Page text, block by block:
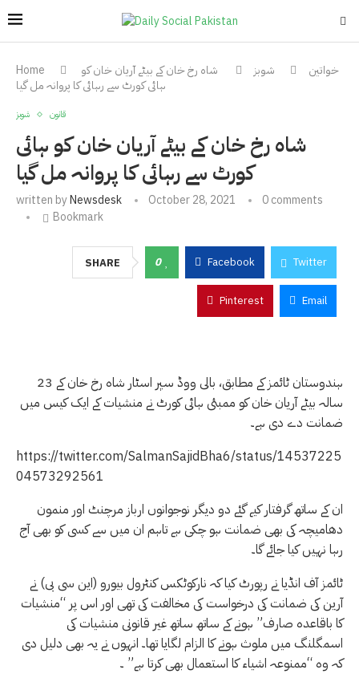
Home خواتین شوبز
شاہ رخ خان کے بیٹے آریان خان کو
ہائی کورٹ سے رہائی کا پروانہ مل گیا
شوبز قانون
شاہ رخ خان کے بیٹے آریان خان کو ہائی
کورٹ سے رہائی کا پروانہ مل گیا
written byNewsdesk October 28, 2021
0 comments
Bookmark
SHARE 0 Facebook Twitter
Pinterest Email
ہندوستان ٹائمز کے مطابق، بالی ووڈ سپر اسٹار شاہ رخ خان کے 23
سالہ بیٹے آریان خان کو ممبئی ہائی کورٹ نے منشیات کے ایک کیس میں
ضمانت دے دی ہے۔
https://twitter.com/SalmanSajidBha6/status/14537225
04573292561
ان کے ساتھ گرفتار کیے گئے دو دیگر نوجوانوں ارباز مرچنٹ اور منمون
دھامیچہ کی بھی ضمانت ہو چکی ہے تاہم ان میں سے کسی کو بھی آج
رہا نہیں کیا جائے گا۔
ٹائمز آف انڈیا نے رپورٹ کیا کہ نارکوٹکس کنٹرول بیورو (این سی بی) نے
آرین کی ضمانت کی درخواست کی مخالفت کی تھی اور اس پر “منشیات
کا باقاعدہ صارف” ہونے کے ساتھ ساتھ غیر قانونی منشیات کی
اسمگلنگ میں ملوث ہونے کا الزام لگایا تھا۔ انہوں نے یہ بھی دلیل دی
کہ وہ “ممنوعہ اشیاء کا استعمال بھی کرتا ہے” ۔